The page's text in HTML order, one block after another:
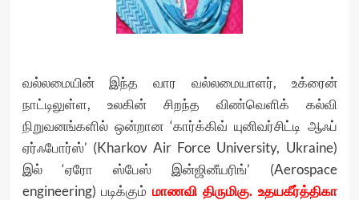
வல்லமையின் இந்த வார வல்லமையாளர், உக்ரைன்
நாட்டிலுள்ள, உலகின் சிறந்த விண்வெளிக் கல்வி
நிறுவனங்களில் ஒன்றான ‘கார்க்கிவ் யுனிவர்சிட்டி ஆஃப்
ஏர்ஃபோர்ஸ்’ (Kharkov Air Force University, Ukraine)
இல் ‘ஏரோ ஸ்பேஸ் இன்ஜினீயரிங்’ (Aerospace
engineering) படிக்கும் மாணவி திருமிகு. உதயகீர்த்திகா